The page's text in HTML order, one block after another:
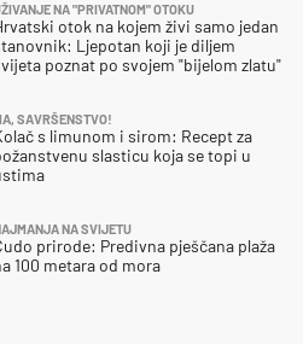
NA "PRIVATNOM" OTOKU
otok na kojem živi samo jedan
Ljepotan koji je diljem
poznat po svojem "bijelom zlatu"
SAVRŠENSTVO!
s limunom i sirom: Recept za
slasticu koja se topi u
NA SVIJETU
prirode: Predivna pješčana plaža
100 metara od mora